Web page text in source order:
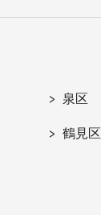
泉区
鶴見区